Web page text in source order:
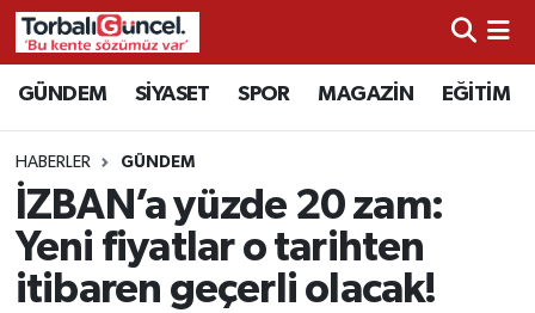
GÜNDEM SİYASET SPOR MAGAZİN EĞİTİM
HABERLER GÜNDEM
İZBAN’a yüzde 20 zam:
Yeni fiyatlar o tarihten
itibaren geçerli olacak!
İzmir Nöbetçi Eczaneler
İzmir Hava Durumu
İzmir Namaz Vakitleri
İzmir Trafik Yoğunluk Haritası